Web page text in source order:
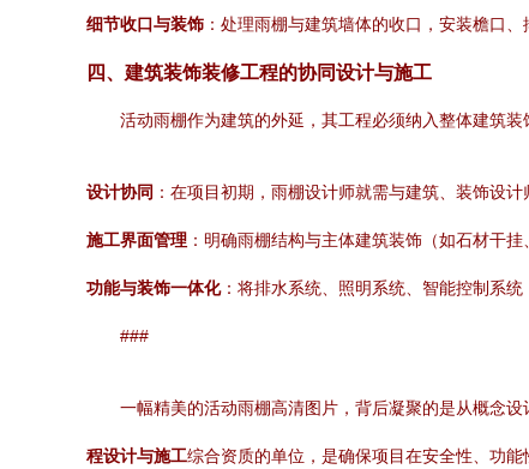
细节收口与装饰 ：处理雨棚与建筑墙体的收口，安装檐口
四、建筑装饰装修工程的协同设计与施工
活动雨棚作为建筑的外延，其工程必须纳入整体建筑装
设计协同 ：在项目初期，雨棚设计师就需与建筑、装饰设
施工界面管理 ：明确雨棚结构与主体建筑装饰（如石材干
功能与装饰一体化：将排水系统、照明系统、智能控制系
###
一幅精美的活动雨棚高清图片，背后凝聚的是从概念
程设计与施工综合资质的单位，是确保项目在安全性、功